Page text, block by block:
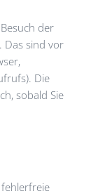
der
Das sind vor
Die
sobald Sie